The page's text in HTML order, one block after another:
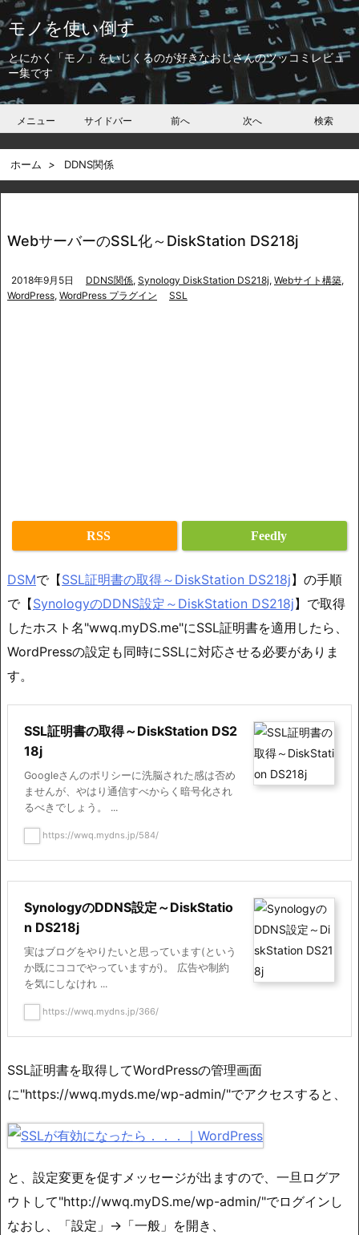
モノを使い倒す
とにかく「モノ」をいじくるのが好きなおじさんのツッコミレビュ
ー集です
メニュー サイドバー 前へ 次へ 検索
ホーム > DDNS関係
WebサーバーのSSL化～DiskStation DS218j
2018年9月5日 DDNS関係, Synology DiskStation DS218j, Webサイト構築,
WordPress, WordPress プラグイン SSL
RSS Feedly
DSMで【SSL証明書の取得～DiskStation DS218j】の手順
で【SynologyのDDNS設定～DiskStation DS218j】で取得
したホスト名"wwq.myDS.me"にSSL証明書を適用したら、
WordPressの設定も同時にSSLに対応させる必要がありま
す。
SSL証明書の取得～DiskStation DS2
18j
Googleさんのポリシーに洗脳された感は否め
ませんが、やはり通信すべからく暗号化され
るべきでしょう。 ...
https://wwq.mydns.jp/584/
SynologyのDDNS設定～DiskStatio
n DS218j
実はブログをやりたいと思っています(という
か既にココでやっていますが)。 広告や制約
を気にしなけれ ...
https://wwq.mydns.jp/366/
SSL証明書を取得してWordPressの管理画面
に"https://wwq.myds.me/wp-admin/"でアクセスすると、
と、設定変更を促すメッセージが出ますので、一旦ログア
ウトして"http://wwq.myDS.me/wp-admin/"でログインし
なおし、「設定」→「一般」を開き、